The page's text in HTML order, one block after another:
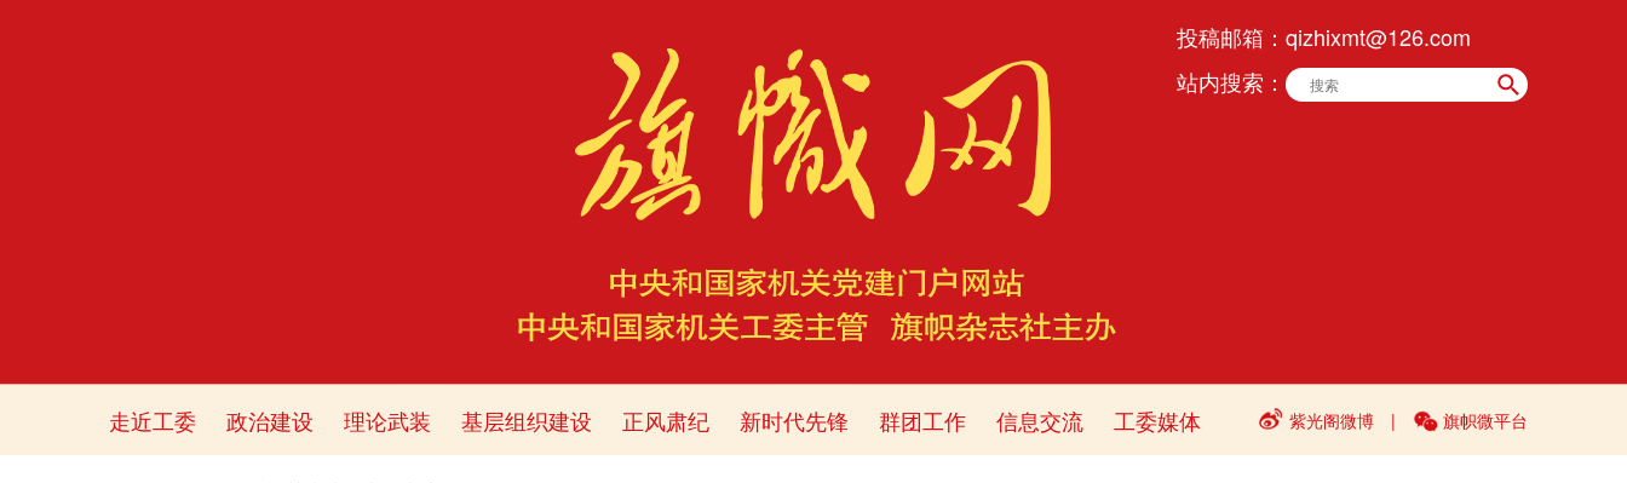
投稿邮箱： qizhixmt@126.com
站内搜索：
走近工委 政治建设 理论武装 基层组织建设 正风肃纪 新时代先锋 群团工作 信息交流 工委媒体 紫光阁微博 | 旗帜微平台